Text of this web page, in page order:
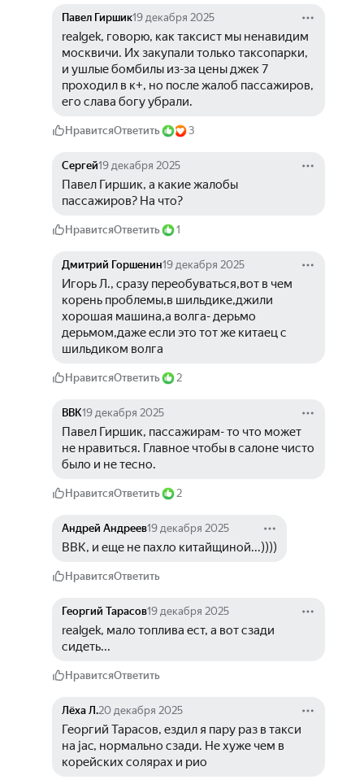
Павел Гиршик19 декабря 2025
realgek, говорю, как таксист мы ненавидим
москвичи. Их закупали только таксопарки,
и ушлые бомбилы из-за цены джек 7
проходил в к+, но после жалоб пассажиров,
его слава богу убрали.
НравитсяОтветить 3
Сергей19 декабря 2025
Павел Гиршик, а какие жалобы
пассажиров? На что?
НравитсяОтветить 1
Дмитрий Горшенин19 декабря 2025
Игорь Л., сразу переобуваться,вот в чем
корень проблемы,в шильдике,джили
хорошая машина,а волга- дерьмо
дерьмом,даже если это тот же китаец с
шильдиком волга
НравитсяОтветить 2
ВВК19 декабря 2025
Павел Гиршик, пассажирам- то что может
не нравиться. Главное чтобы в салоне чисто
было и не тесно.
НравитсяОтветить 2
Андрей Андреев19 декабря 2025
ВВК, и еще не пахло китайщиной...))))
НравитсяОтветить
Георгий Тарасов19 декабря 2025
realgek, мало топлива ест, а вот сзади
сидеть...
НравитсяОтветить
Лёха Л.20 декабря 2025
Георгий Тарасов, ездил я пару раз в такси
на jac, нормально сзади. Не хуже чем в
корейских солярах и рио